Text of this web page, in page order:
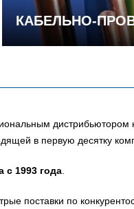
КАБЕЛЬНО-
дистрибьютором
в первую десятку
с 1993 года
поставки по